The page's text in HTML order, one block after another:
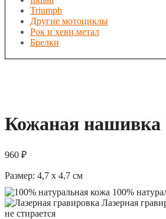
Triumph
Другие мотоциклы
Рок и хеви метал
Брелки
Кожаная нашивка
960 ₽
Размер: 4,7 x 4,7 см
100%
Лазерная
не стирается